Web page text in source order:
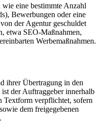
eine bestimmte Anzahl
Bewerbungen oder eine
der Agentur geschuldet
etwa SEO-Maßnahmen,
Werbemaßnahmen.
ihrer Übertragung in den
der Auftraggeber innerhalb
Textform verpflichtet, sofern
dem freigegebenen